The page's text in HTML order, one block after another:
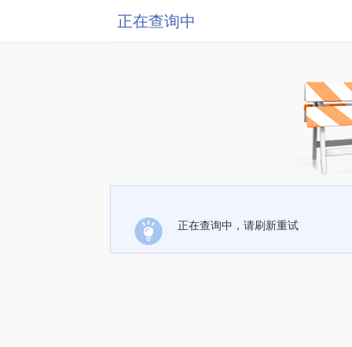
正在查询中
正在查询中，请刷新重试